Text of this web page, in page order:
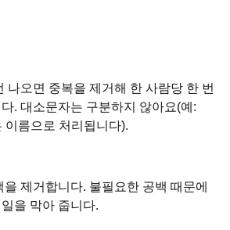
나오면 중복을 제거해 한 사람당 한 번
. 대소문자는 구분하지 않아요(예:
이름으로 처리됩니다).
제거합니다. 불필요한 공백 때문에
을 막아 줍니다.